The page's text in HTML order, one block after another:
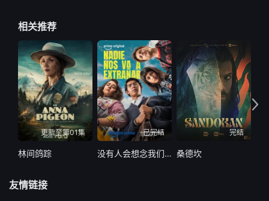
相关推荐
更新至第01集
林间鸽踪
已完结
没有人会想念我们第二季
完结
桑德坎
友情链接